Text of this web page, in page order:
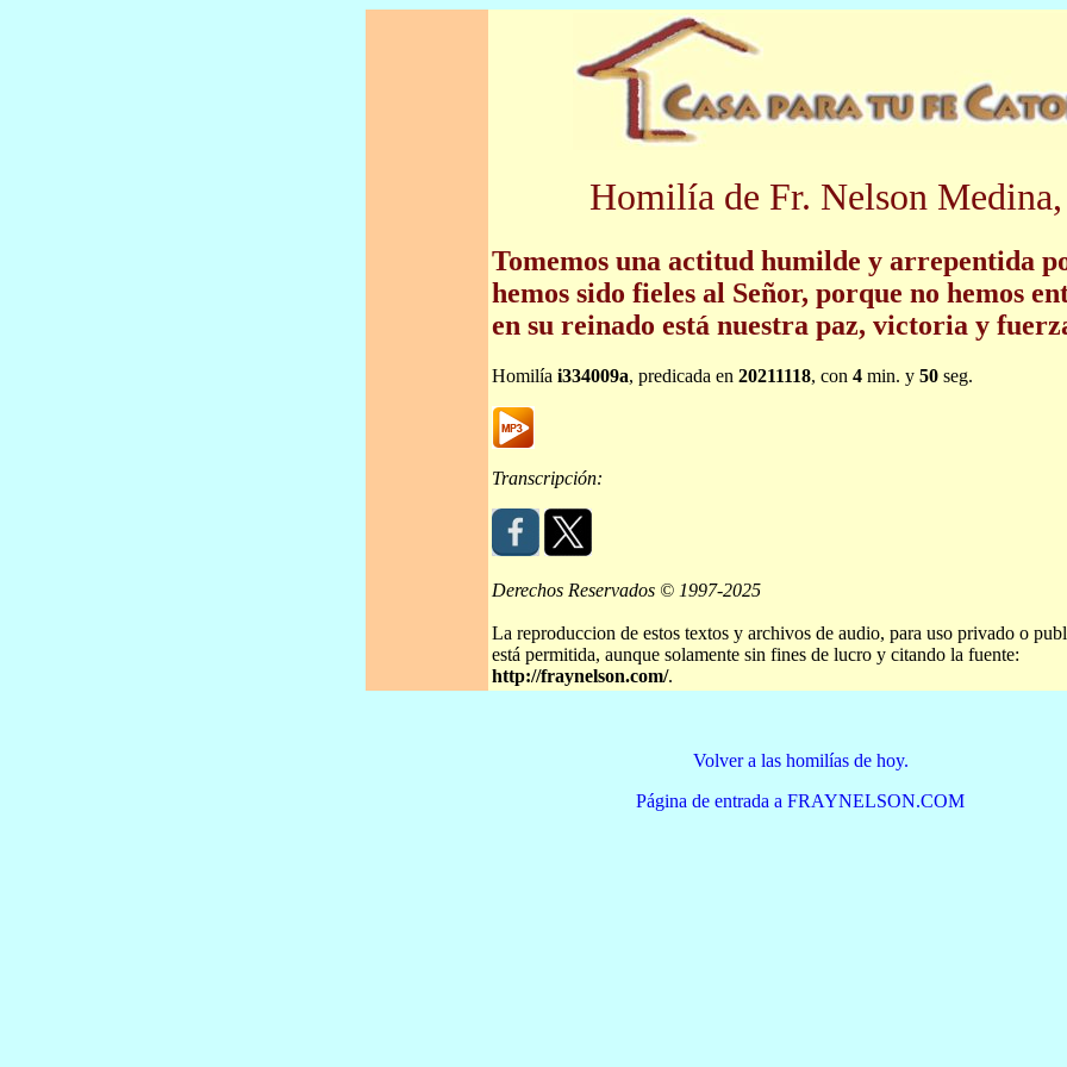
Homilía de Fr. Nelson Medina,
Tomemos una actitud humilde y arrepentida
hemos sido fieles al Señor, porque no hemos
en su reinado está nuestra paz, victoria y
Homilía i334009a, predicada en 20211118, con 4 min. y 50 seg.
Transcripción:
Derechos Reservados © 1997-2025
La reproduccion de estos textos y archivos de audio, para uso privado o
está permitida, aunque solamente sin fines de lucro y citando la fuente:
http://fraynelson.com/.
Volver a las homilías de hoy.
Página de entrada a FRAYNELSON.COM